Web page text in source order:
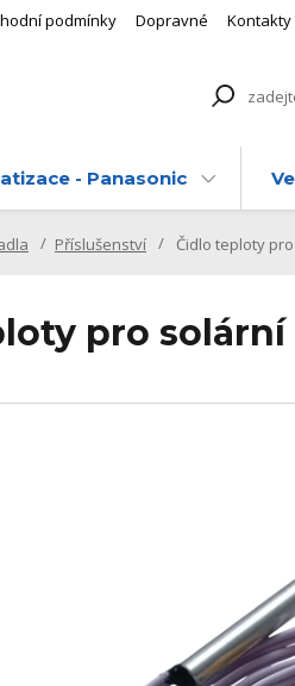
podmínky Dopravné Kontakty
- Panasonic
Příslušenství Čidlo teploty pro
pro solární